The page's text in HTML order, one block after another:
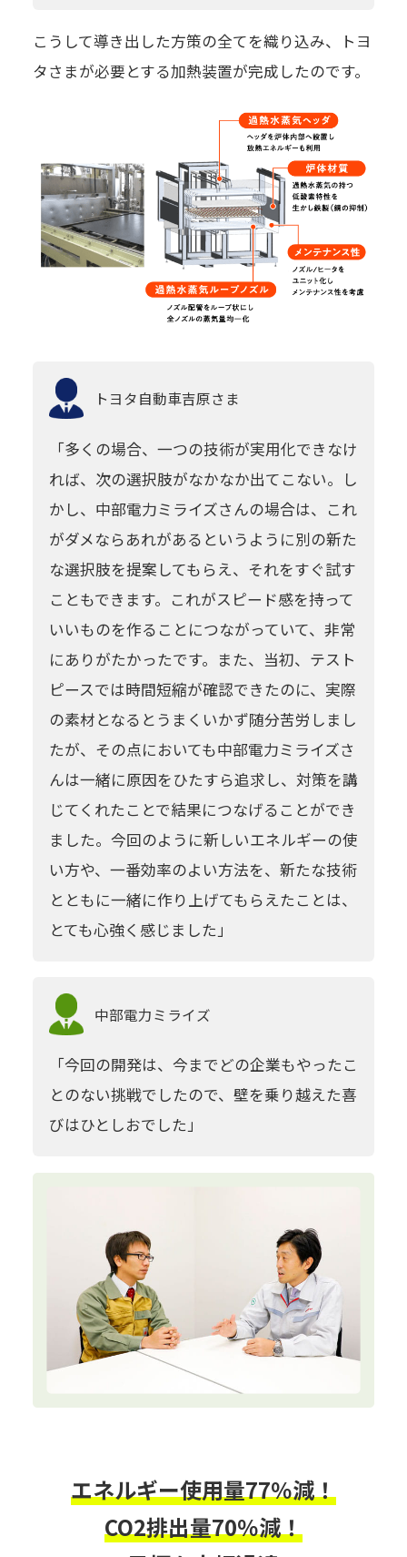
こうして導き出した方策の全てを織り込み、トヨ
タさまが必要とする加熱装置が完成したのです。
トヨタ自動車吉原さま
「多くの場合、一つの技術が実用化できなけ
れば、次の選択肢がなかなか出てこない。し
かし、中部電力ミライズさんの場合は、これ
がダメならあれがあるというように別の新た
な選択肢を提案してもらえ、それをすぐ試す
こともできます。これがスピード感を持って
いいものを作ることにつながっていて、非常
にありがたかったです。また、当初、テスト
ピースでは時間短縮が確認できたのに、実際
の素材となるとうまくいかず随分苦労しまし
たが、その点においても中部電力ミライズさ
んは一緒に原因をひたすら追求し、対策を講
じてくれたことで結果につなげることができ
ました。今回のように新しいエネルギーの使
い方や、一番効率のよい方法を、新たな技術
とともに一緒に作り上げてもらえたことは、
とても心強く感じました」
中部電力ミライズ
「今回の開発は、今までどの企業もやったこ
とのない挑戦でしたので、壁を乗り越えた喜
びはひとしおでした」
エネルギー使用量77％減！
CO2排出量70％減！